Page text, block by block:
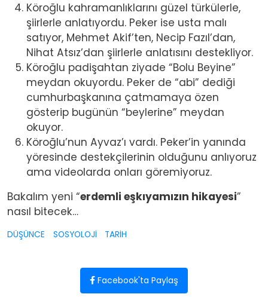
Köroğlu kahramanlıklarını güzel türkülerle,
şiirlerle anlatıyordu. Peker ise usta malı
satıyor, Mehmet Akif’ten, Necip Fazıl’dan,
Nihat Atsız’dan şiirlerle anlatısını destekliyor.
Köroğlu padişahtan ziyade “Bolu Beyine”
meydan okuyordu. Peker de “abi” dediği
cumhurbaşkanına çatmamaya özen
gösterip bugünün “beylerine” meydan
okuyor.
Köroğlu’nun Ayvaz’ı vardı. Peker’in yanında
yöresinde destekçilerinin olduğunu anlıyoruz
ama videolarda onları göremiyoruz.
Bakalım yeni “erdemli eşkıyamızın hikayesi”
nasıl bitecek…
DÜŞÜNCE SOSYOLOJİ TARİH
Facebook'ta Paylaş